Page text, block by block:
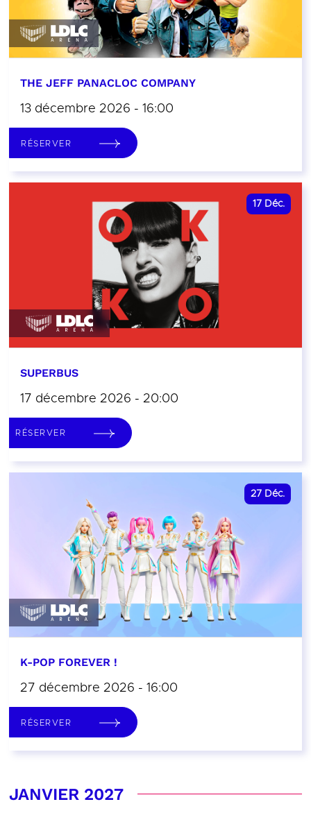
THE JEFF PANACLOC COMPANY
13 décembre 2026 - 16:00
RÉSERVER
17 Déc.
SUPERBUS
17 décembre 2026 - 20:00
RÉSERVER
27 Déc.
K-POP FOREVER !
27 décembre 2026 - 16:00
RÉSERVER
JANVIER 2027